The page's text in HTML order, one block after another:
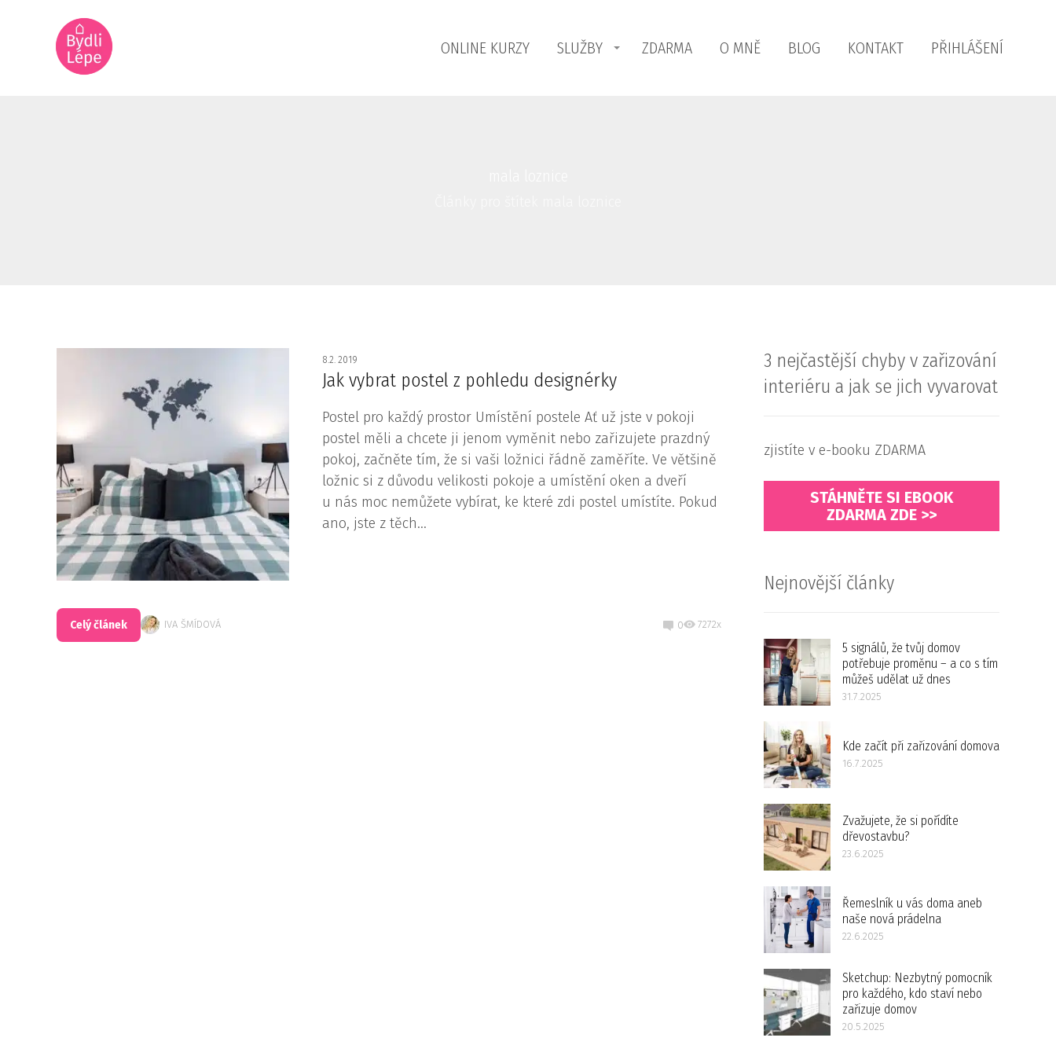
ONLINE KURZY SLUŽBY ZDARMA O MNĚ BLOG KONTAKT PŘIHLÁŠENÍ
8.2. 2019
Jak vybrat postel z pohledu designérky
Postel pro každý prostor Umístění postele Ať už jste v pokoji
postel měli a chcete ji jenom vyměnit nebo zařizujete prazdný
pokoj, začněte tím, že si vaši ložnici řádně zaměříte. Ve většině
ložnic si z důvodu velikosti pokoje a umístění oken a dveří
u nás moc nemůžete vybírat, ke které zdi postel umístíte. Pokud
ano, jste z těch...
Celý článek IVA ŠMÍDOVÁ 0 7272x
3 nejčastější chyby v zařizování
interiéru a jak se jich vyvarovat
zjistíte v e-booku ZDARMA
STÁHNĚTE SI EBOOK
ZDARMA ZDE >>
Nejnovější články
5 signálů, že tvůj domov
potřebuje proměnu – a co s tím
můžeš udělat už dnes
31.7.2025
Kde začít při zařizování domova
16.7.2025
Zvažujete, že si pořídíte
dřevostavbu?
23.6.2025
Řemeslník u vás doma aneb
naše nová prádelna
22.6.2025
Sketchup: Nezbytný pomocník
pro každého, kdo staví nebo
zařizuje domov
20.5.2025